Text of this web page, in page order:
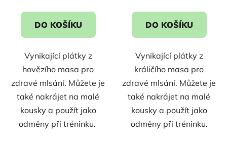
DO KOŠÍKU
Vynikající plátky z
hovězího masa pro
zdravé mlsání. Můžete je
také nakrájet na malé
kousky a použít jako
odměny při tréninku.
DO KOŠÍKU
Vynikající plátky z
králičího masa pro
zdravé mlsání. Můžete je
také nakrájet na malé
kousky a použít jako
odměny při tréninku.